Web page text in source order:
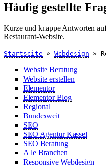
Häufig gestellte
Kurze und knappe Antworten
Restaurant-Website.
Startseite » Webdesign »
Website Beratung
Website erstellen
Elementor
Elementor Blog
Regional
Bundesweit
SEO
SEO Agentur Kassel
SEO Beratung
Alle Branchen
Responsive Webdesign